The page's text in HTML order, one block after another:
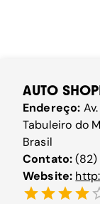
AUTO
Endereço:
Tabuleiro do
Brasil
Contato:(82)
Website: